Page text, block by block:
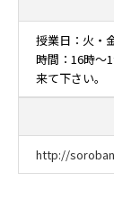
授業日：火・
時間：16時～
来て下さい。
http://